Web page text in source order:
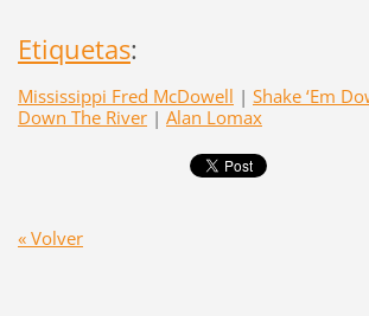
Etiquetas:
Mississippi Fred McDowell | Shake ‘Em
Down The River | Alan Lomax
« Volver